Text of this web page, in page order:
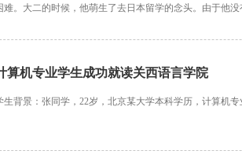
难。大二的时候，他萌生了去日本留学的念头。由于他
算机专业学生成功就读关西语言学院
生背景：张同学，22岁，北京某大学本科学历，计算机专